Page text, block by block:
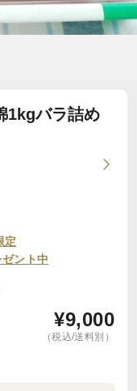
1kgバラ詰め
定
ント中
¥9,000
（税込/送料別）